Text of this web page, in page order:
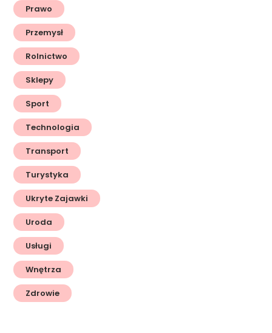
Prawo
Przemysł
Rolnictwo
Sklepy
Sport
Technologia
Transport
Turystyka
Ukryte Zajawki
Uroda
Usługi
Wnętrza
Zdrowie